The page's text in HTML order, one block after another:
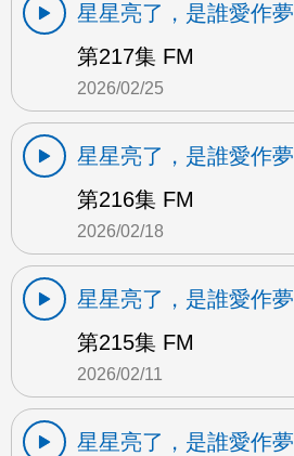
星星亮了，是誰愛作夢
第217集 FM
2026/02/25
星星亮了，是誰愛作夢
第216集 FM
2026/02/18
星星亮了，是誰愛作夢
第215集 FM
2026/02/11
星星亮了，是誰愛作夢